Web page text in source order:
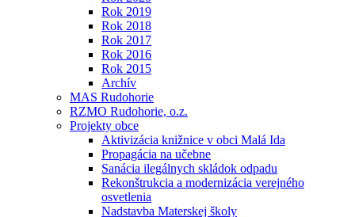
Rok 2019
Rok 2018
Rok 2017
Rok 2016
Rok 2015
Archív
MAS Rudohorie
RZMO Rudohorie, o.z.
Projekty obce
Aktivizácia knižnice v obci Malá Ida
Propagácia na učebne
Sanácia ilegálnych skládok odpadu
Rekonštrukcia a modernizácia verejného
osvetlenia
Nadstavba Materskej školy